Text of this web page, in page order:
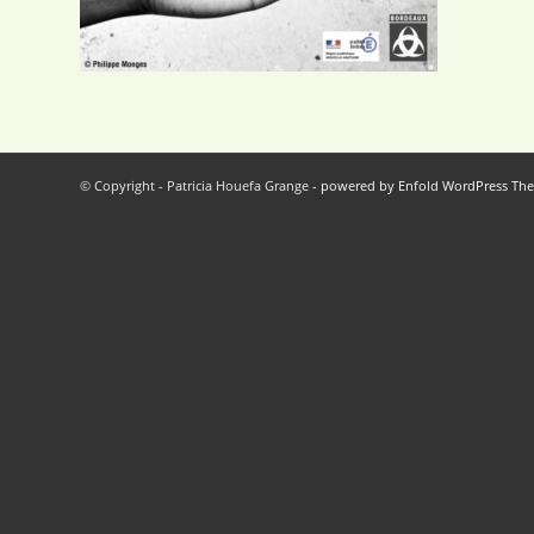
© Copyright - Patricia Houefa Grange - powered by Enfold WordPress